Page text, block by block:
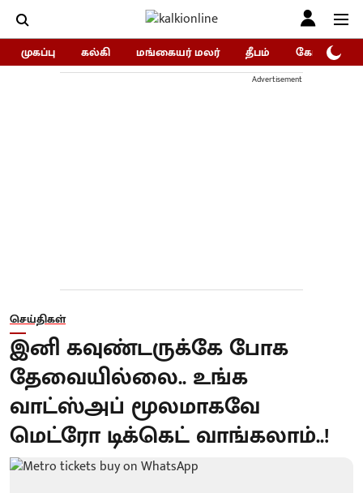
முகப்பு கல்கி மங்கையர் மலர் தீபம் கோகுலம்/
Advertisement
செய்திகள்
இனி கவுண்டருக்கே போக
தேவையில்லை.. உங்க
வாட்ஸ்அப் மூலமாகவே
மெட்ரோ டிக்கெட் வாங்கலாம்..!